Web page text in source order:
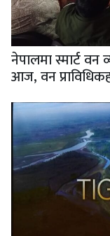
नेपालमा स्मार्ट वन
आज, वन